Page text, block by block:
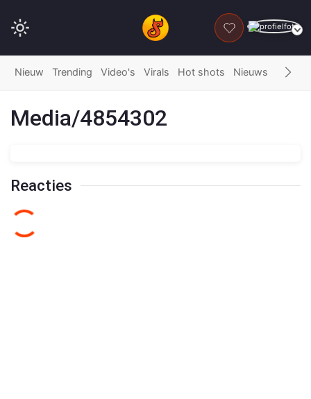
DONEER
Nieuw Trending Video's Virals Hot shots Nieuws Fails
Media/4854302
Reacties